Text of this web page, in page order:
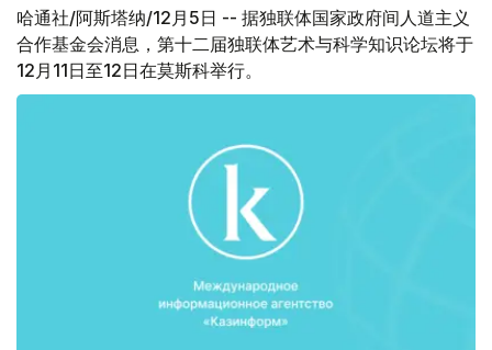
哈通社/阿斯塔纳/12月5日 -- 据独联体国家政府间人道主义
合作基金会消息，第十二届独联体艺术与科学知识论坛将于
12月11日至12日在莫斯科举行。